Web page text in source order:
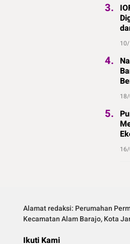
3.
4.
5.
Alamat redaksi: Perumahan
Kecamatan Alam Barajo, Kota
Ikuti Kami